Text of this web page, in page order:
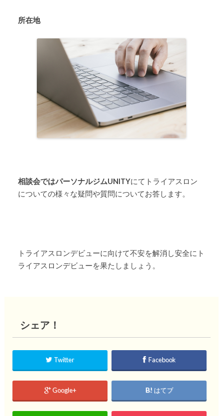
所在地
相談会ではパーソナルジムUNITYにてトライアスロン
についての様々な疑問や質問についてお答します。
トライアスロンデビューに向けて不安を解消し安全にト
ライアスロンデビューを果たしましょう。
シェア！
Twitter Facebook
Google+ はてブ